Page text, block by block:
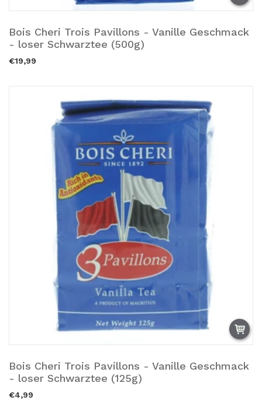
Bois Cheri Trois Pavillons - Vanille Geschmack
- loser Schwarztee (500g)
Zum Warenkorb hinzufügen.
€19,99
Bois Cheri Trois Pavillons - Vanille Geschmack
- loser Schwarztee (125g)
Zum Warenkorb hinzufügen.
€4,99